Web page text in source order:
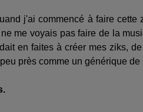
j'ai commencé à faire
me voyais pas faire de la
en faites à créer mes ziks,
près comme un générique